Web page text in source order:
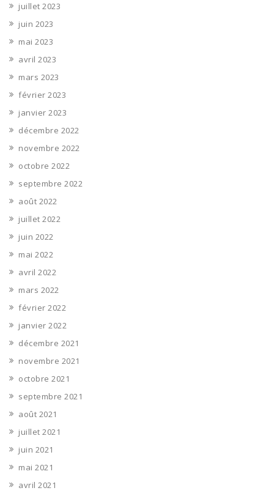
juillet 2023
juin 2023
mai 2023
avril 2023
mars 2023
février 2023
janvier 2023
décembre 2022
novembre 2022
octobre 2022
septembre 2022
août 2022
juillet 2022
juin 2022
mai 2022
avril 2022
mars 2022
février 2022
janvier 2022
décembre 2021
novembre 2021
octobre 2021
septembre 2021
août 2021
juillet 2021
juin 2021
mai 2021
avril 2021